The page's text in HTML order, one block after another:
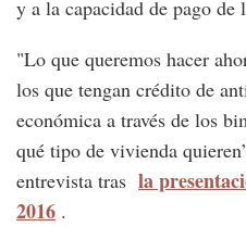
y a la capacidad de pago de
"Lo que queremos hacer
los que tengan crédito de
económica a través de los
qué tipo de vivienda
entrevista tras la
2016 .